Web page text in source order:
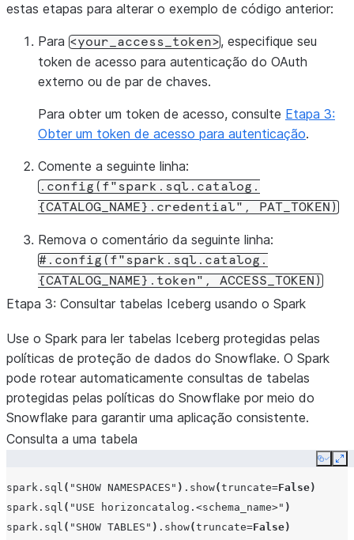
# Required for vended credentials
.
config(f
.
getOrCreate ()
spark.sparkContext. setLogLevel("ERROR")
estas etapas para alterar o exemplo de código anterior:
Para <your_access_token>, especifique seu
token de acesso para autenticação do OAuth
externo ou de par de chaves.
Para obter um token de acesso, consulte Etapa 3:
Obter um token de acesso para autenticação.
Comente a seguinte linha:
.config(f"spark.sql.catalog.
{CATALOG_NAME}.credential",
PAT_TOKEN)
Remova o comentário da seguinte linha:
#.config(f"spark.sql.catalog.
{CATALOG_NAME}.token",
ACCESS_TOKEN)
Etapa 3: Consultar tabelas Iceberg usando o Spark
Use o Spark para ler tabelas Iceberg protegidas pelas
políticas de proteção de dados do Snowflake. O Spark
pode rotear automaticamente consultas de tabelas
protegidas pelas políticas do Snowflake por meio do
Snowflake para garantir uma aplicação consistente.
Consulta a uma tabela
Copy
spark . sql ( "SHOW NAMESPACES" ) . show(truncate=False)
spark . sql ( "USE horizoncatalog.<schema_name>" )
spark . sql ( "SHOW TABLES" ) . show(truncate=False)